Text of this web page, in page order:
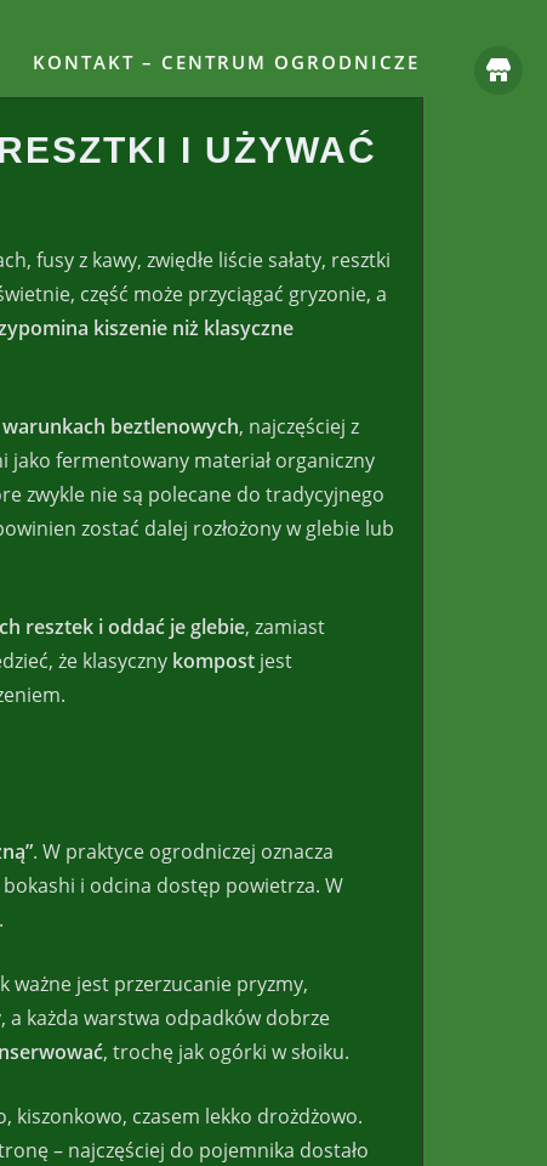
KONTAKT – CENTRUM OGRODNICZE
I UŻYWAĆ
fusy z kawy, zwiędłe liście sałaty, resztki
część może przyciągać gryzonie, a
kiszenie niż klasyczne
beztlenowych, najczęściej z
jako fermentowany materiał organiczny
zwykle nie są polecane do tradycyjnego
zostać dalej rozłożony w glebie lub
resztek i oddać je glebie, zamiast
że klasyczny kompost jest
. W praktyce ogrodniczej oznacza
i odcina dostęp powietrza. W
ważne jest przerzucanie pryzmy,
każda warstwa odpadków dobrze
, trochę jak ogórki w słoiku.
kiszonkowo, czasem lekko drożdżowo.
– najczęściej do pojemnika dostało